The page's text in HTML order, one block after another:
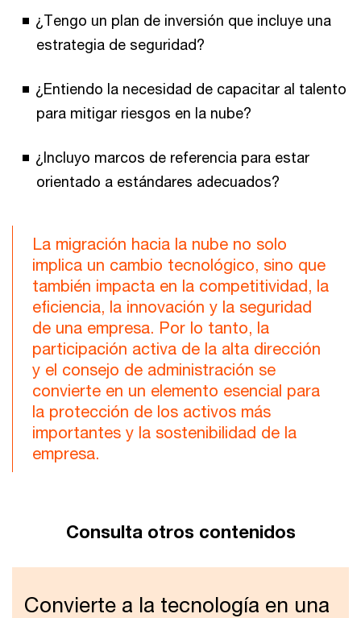
¿Tengo un plan de inversión que incluye una
estrategia de seguridad?
¿Entiendo la necesidad de capacitar al talento
para mitigar riesgos en la nube?
¿Incluyo marcos de referencia para estar
orientado a estándares adecuados?
La migración hacia la nube no solo
implica un cambio tecnológico, sino que
también impacta en la competitividad, la
eficiencia, la innovación y la seguridad
de una empresa. Por lo tanto, la
participación activa de la alta dirección
y el consejo de administración se
convierte en un elemento esencial para
la protección de los activos más
importantes y la sostenibilidad de la
empresa.
Consulta otros contenidos
Convierte a la tecnología en una